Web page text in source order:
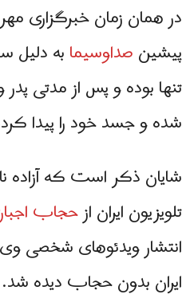
در همان زمان خبرگزاری
پیشینصدا‌وسیمابه دلیل
تنها بوده و پس از مدتی پدر
شده و جسد خود را پیدا
شایان ذکر است که آزاده
تلویزیون ایران ازحجاب
انتشار ویدئوهای شخصی
ایران بدون حجاب دیده شد.